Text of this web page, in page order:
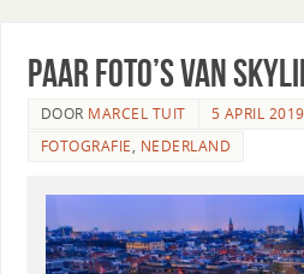
Paar foto’s van
DOOR MARCEL TUIT
5 APRIL 2019
FOTOGRAFIE, NEDERLAND